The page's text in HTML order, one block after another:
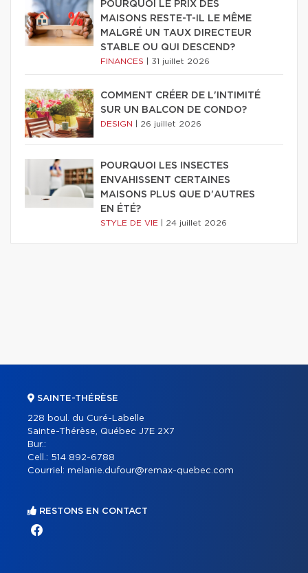
POURQUOI LE PRIX DES
MAISONS RESTE-T-IL LE MÊME
MALGRÉ UN TAUX DIRECTEUR
STABLE OU QUI DESCEND?
FINANCES 31 juillet 2026
COMMENT CRÉER DE L'INTIMITÉ
SUR UN BALCON DE CONDO?
DESIGN 26 juillet 2026
POURQUOI LES INSECTES
ENVAHISSENT CERTAINES
MAISONS PLUS QUE D'AUTRES
EN ÉTÉ?
STYLE DE VIE 24 juillet 2026
SAINTE-THÉRÈSE
228 boul. du Curé-Labelle
Sainte-Thérèse, Québec J7E 2X7
Bur.:
Cell.: 514 892-6788
Courriel: melanie.dufour@remax-quebec.com
RESTONS EN CONTACT